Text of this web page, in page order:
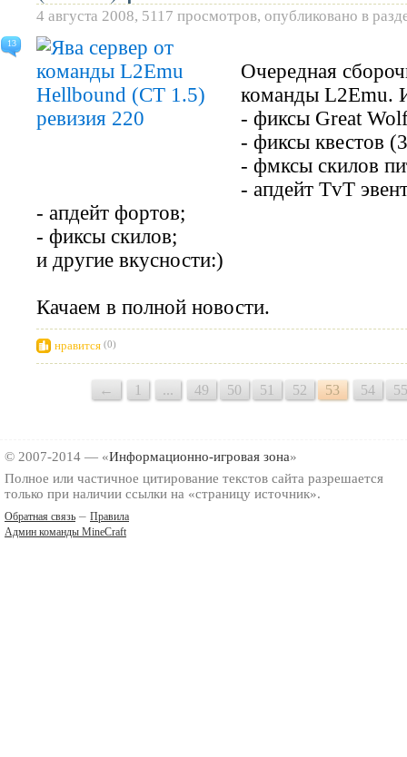
13
4 августа 2008, 5117 просмотров, опубликовано в
Очередная
команды L2Emu.
- фиксы Great
- фиксы квестов
- фмксы скилов
- апдейт TvT
- апдейт фортов;
- фиксы скилов;
и другие вкусности:)
Качаем в полной новости.
нравится (0)
← 1 ... 49 50 51 52 53 54 55
© 2007-2014 — «Информационно-игровая зона»
Полное или частичное цитирование текстов сайта разрешается
только при наличии ссылки на «страницу источник».
Обратная связь – Правила
Админ команды MineCraft